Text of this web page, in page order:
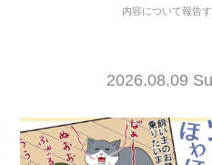
内容について報告
2026.08.09